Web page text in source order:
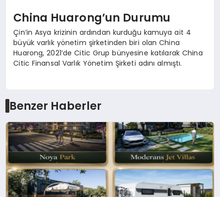
China Huarong’un Durumu
Çin’in Asya krizinin ardından kurduğu kamuya ait 4
büyük varlık yönetim şirketinden biri olan China
Huarong, 2021’de Citic Grup bünyesine katılarak China
Citic Finansal Varlık Yönetim Şirketi adını almıştı.
Benzer Haberler